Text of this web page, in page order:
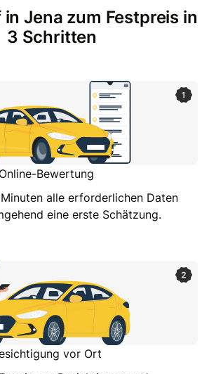
Jena zum Festpreis in
3 Schritten
Online-Bewertung
alle erforderlichen Daten
eine erste Schätzung.
vor Ort